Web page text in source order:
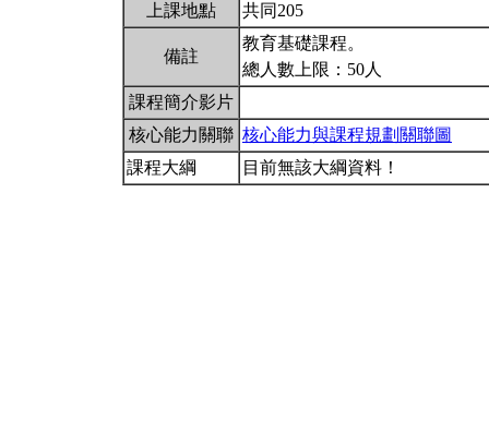
上課地點
共同205
備註
教育基礎課程。
總人數上限：50人
課程簡介影片
核心能力關聯 核心能力與課程規劃關聯圖
課程大綱
目前無該大綱資料！